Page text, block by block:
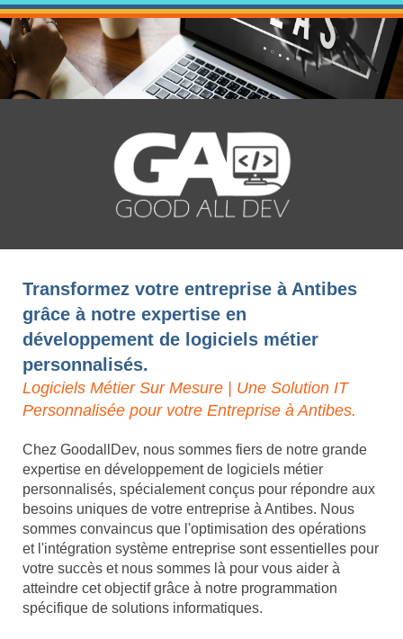
Transformez votre entreprise à Antibes
grâce à notre expertise en
développement de logiciels métier
personnalisés.
Logiciels Métier Sur Mesure | Une Solution IT
Personnalisée pour votre Entreprise à Antibes.
Chez GoodallDev, nous sommes fiers de notre grande
expertise en développement de logiciels métier
personnalisés, spécialement conçus pour répondre aux
besoins uniques de votre entreprise à Antibes. Nous
sommes convaincus que l'optimisation des opérations
et l'intégration système entreprise sont essentielles pour
votre succès et nous sommes là pour vous aider à
atteindre cet objectif grâce à notre programmation
spécifique de solutions informatiques.